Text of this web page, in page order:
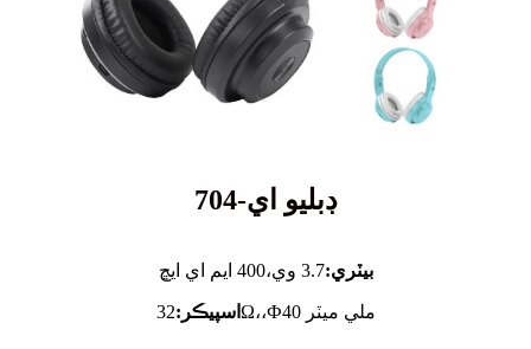
ڊبليو اي-704
بيٽري:3.7 وي، 400 ايم اي ايڇ
اسپيڪر: 32Ω،،Ф40 ملي ميٽر